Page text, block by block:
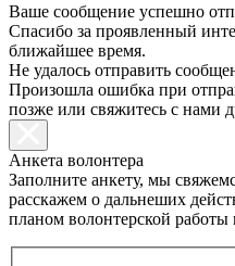
Ваше сообщение успешно
Спасибо за проявленный
ближайшее время.
Не удалось отправить
Произошла ошибка при
позже или свяжитесь с нами
Анкета волонтера
Заполните анкету, мы
расскажем о дальнеших
планом волонтерской работы